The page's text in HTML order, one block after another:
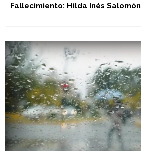
Fallecimiento: Hilda Inés Salomón